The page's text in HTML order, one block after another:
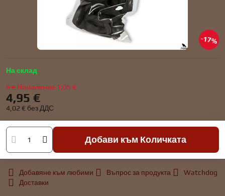
17%
На склад
6 € Намаление 1,05 €
4,95 €
4,02 € без ДДС
Добави към Количката
Добавяне към любими Въпрос за продукта
Watchdog
Доставки